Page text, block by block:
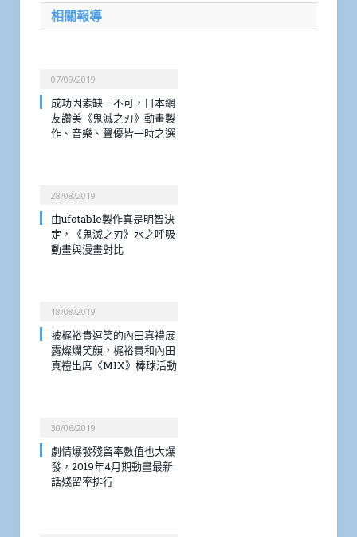
相關報導
07/09/2019
成功因素缺一不可，日本網
友讚美《鬼滅之刃》動畫製
作、音樂、聲優皆一時之選
28/08/2019
由ufotable製作真是明智決
定，《鬼滅之刃》水之呼吸
動畫與漫畫對比
18/08/2019
被梶裕貴逗笑的內田真禮展
露燦爛笑顏，梶裕貴和內田
真禮出席《MIX》棒球活動
30/06/2019
劇情爆發殘留率數值也大爆
發，2019年4月期動畫最新
話殘留率排行